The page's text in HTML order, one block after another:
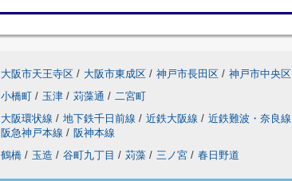
大阪市天王寺区 / 大阪市東成区 / 神戸市長田区 / 神戸市中央区
小橋町 / 玉津 / 苅藻通 / 二宮町
大阪環状線 / 地下鉄千日前線 / 近鉄大阪線 / 近鉄難波・奈良線
阪急神戸本線 / 阪神本線
鶴橋 / 玉造 / 谷町九丁目 / 苅藻 / 三ノ宮 / 春日野道